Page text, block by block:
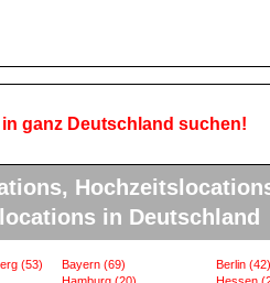
ganz Deutschland suchen!
in Deutschland
(53) Bayern (69) Berlin (42)